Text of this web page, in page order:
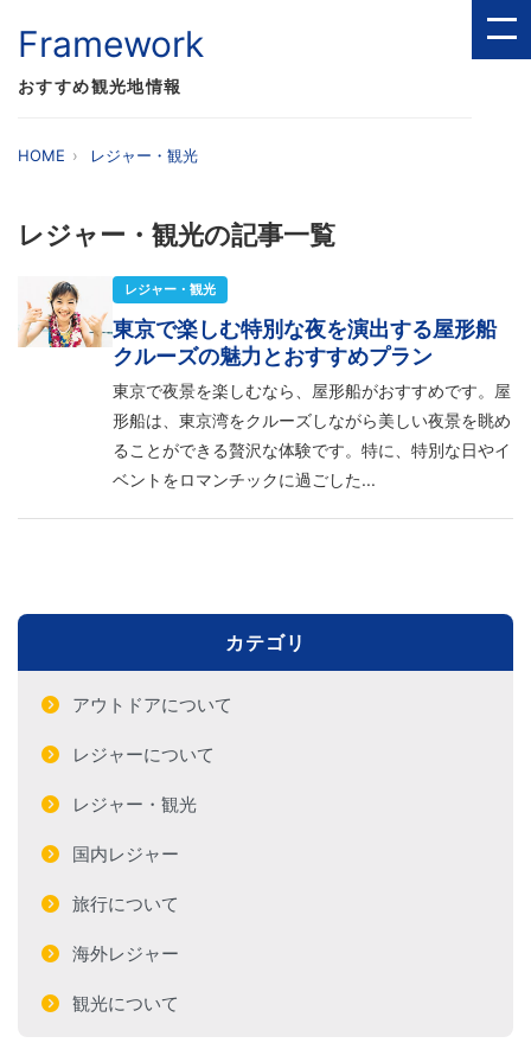
Framework
おすすめ観光地情報
HOME レジャー・観光
レジャー・観光の記事一覧
レジャー・観光
東京で楽しむ特別な夜を演出する屋形船
クルーズの魅力とおすすめプラン
東京で夜景を楽しむなら、屋形船がおすすめです。屋
形船は、東京湾をクルーズしながら美しい夜景を眺め
ることができる贅沢な体験です。特に、特別な日やイ
ベントをロマンチックに過ごした...
カテゴリ
アウトドアについて
レジャーについて
レジャー・観光
国内レジャー
旅行について
海外レジャー
観光について